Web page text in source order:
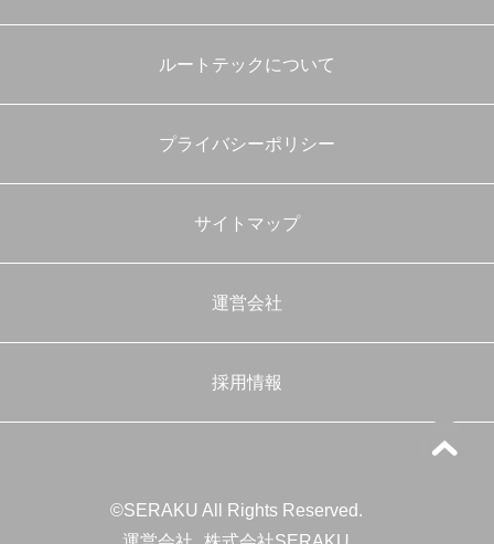
ルートテックについて
プライバシーポリシー
サイトマップ
運営会社
採用情報
©SERAKU All Rights Reserved.